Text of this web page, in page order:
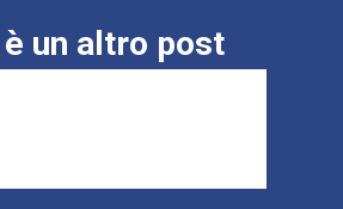
è un altro post